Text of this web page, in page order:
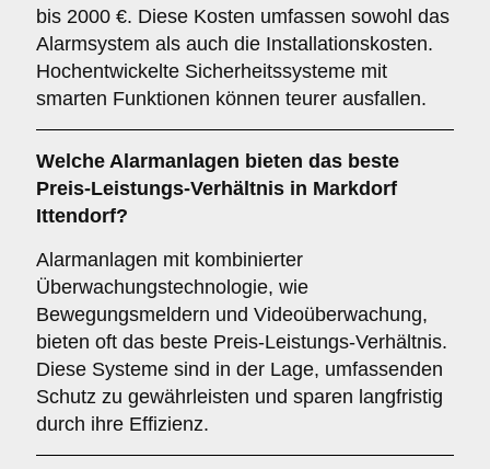
bis 2000 €. Diese Kosten umfassen sowohl das
Alarmsystem als auch die Installationskosten.
Hochentwickelte Sicherheitssysteme mit
smarten Funktionen können teurer ausfallen.
Welche Alarmanlagen bieten das beste
Preis-Leistungs-Verhältnis in Markdorf
Ittendorf?
Alarmanlagen mit kombinierter
Überwachungstechnologie, wie
Bewegungsmeldern und Videoüberwachung,
bieten oft das beste Preis-Leistungs-Verhältnis.
Diese Systeme sind in der Lage, umfassenden
Schutz zu gewährleisten und sparen langfristig
durch ihre Effizienz.